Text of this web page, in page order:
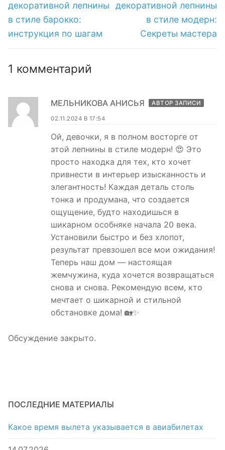
записям
запись:
декоративной лепнины
в стиле барокко:
инструкция по шагам
запись:
декоративной лепнины
в стиле модерн:
Секреты мастера
1 комментарий
МЕЛЬНИКОВА АНИСЬЯ АВТОР ЗАПИСИ
02.11.2024 В 17:54
Ой, девочки, я в полном восторге от
этой лепнины в стиле модерн! 😍 Это
просто находка для тех, кто хочет
привнести в интерьер изысканность и
элегантность! Каждая деталь столь
тонка и продумана, что создается
ощущение, будто находишься в
шикарном особняке начала 20 века.
Установили быстро и без хлопот,
результат превзошел все мои ожидания!
Теперь наш дом — настоящая
жемчужина, куда хочется возвращаться
снова и снова. Рекомендую всем, кто
мечтает о шикарной и стильной
обстановке дома! 🏡✨
Обсуждение закрыто.
ПОСЛЕДНИЕ МАТЕРИАЛЫ
Какое время вылета указывается в авиабилетах